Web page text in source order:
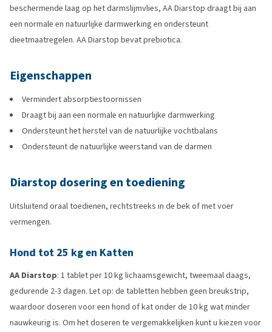
beschermende laag op het darmslijmvlies, AA Diarstop draagt bij aan
een normale en natuurlijke darmwerking en ondersteunt
dieetmaatregelen. AA Diarstop bevat prebiotica.
Eigenschappen
Vermindert absorptiestoornissen
Draagt bij aan een normale en natuurlijke darmwerking
Ondersteunt het herstel van de natuurlijke vochtbalans
Ondersteunt de natuurlijke weerstand van de darmen
Diarstop dosering en toediening
Uitsluitend oraal toedienen, rechtstreeks in de bek of met voer
vermengen.
Hond tot 25 kg en Katten
AA Diarstop: 1 tablet per 10 kg lichaamsgewicht, tweemaal daags,
gedurende 2-3 dagen. Let op: de tabletten hebben geen breukstrip,
waardoor doseren voor een hond of kat onder de 10 kg wat minder
nauwkeurig is. Om het doseren te vergemakkelijken kunt u kiezen voor